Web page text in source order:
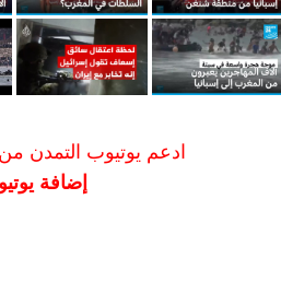
ادعم يوتيوب التمدن من
إضافة